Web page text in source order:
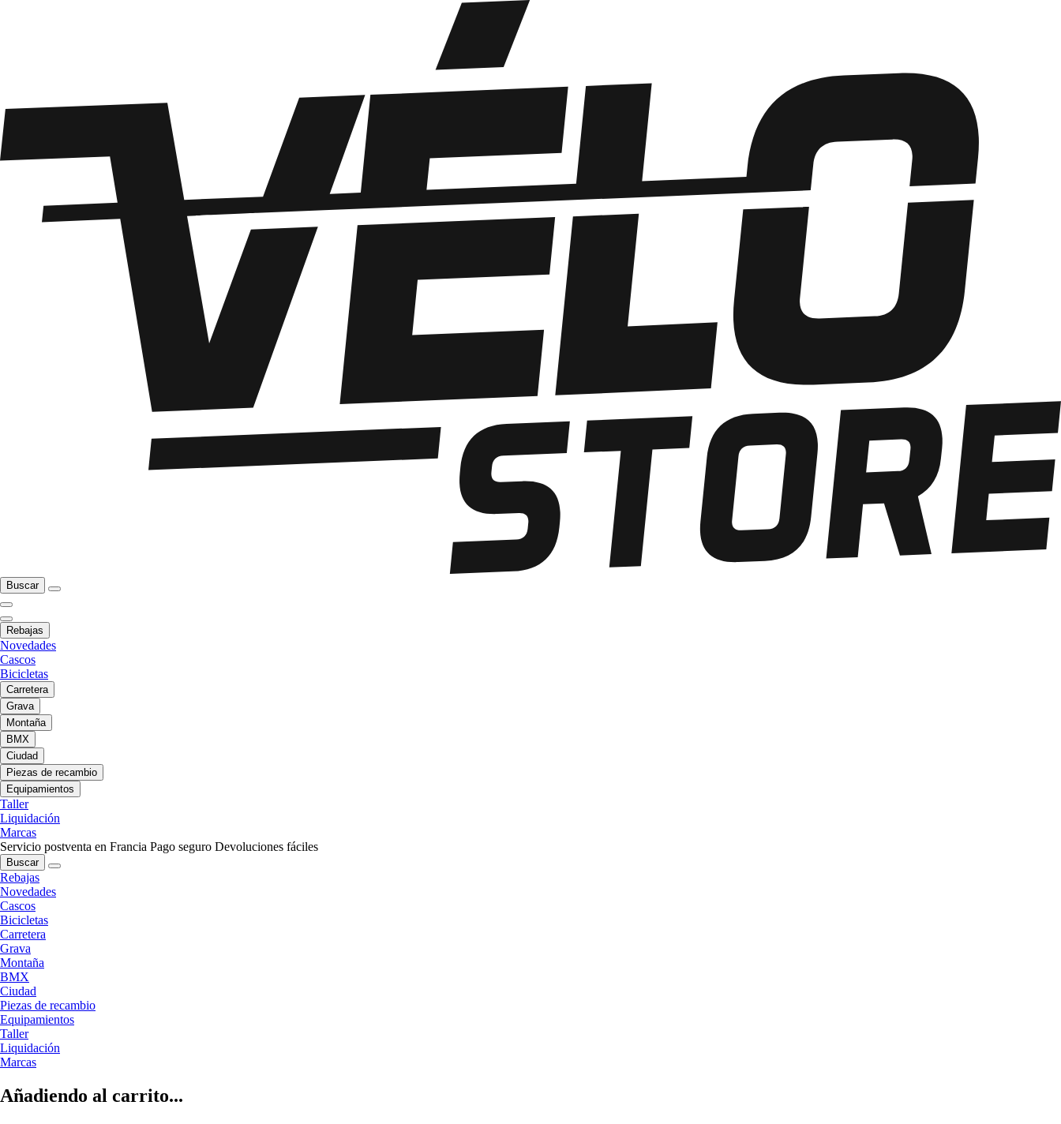
Buscar
Rebajas
Novedades
Cascos
Bicicletas
Carretera
Grava
Montaña
BMX
Ciudad
Piezas de recambio
Equipamientos
Taller
Liquidación
Marcas
Servicio postventa en Francia Pago seguro Devoluciones fáciles
Buscar
Rebajas
Novedades
Cascos
Bicicletas
Carretera
Grava
Montaña
BMX
Ciudad
Piezas de recambio
Equipamientos
Taller
Liquidación
Marcas
Añadiendo al carrito...